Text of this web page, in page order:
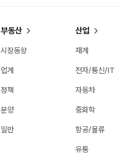
부동산
시장동향
업계
정책
분양
일반
산업
재계
전자/통신/IT
자동차
중화학
항공/물류
유통